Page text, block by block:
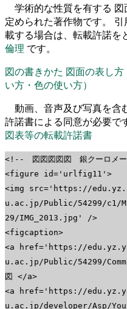
学術的な性質を有する 図
定められた著作物です。
載する場合は、転載許諾を
倫理 です。
図の書きかた 図面の表し方
い方・色の使い方）
動画、音声及び写真を含
許諾書による同意が必要で
図表等の転載許諾書
<!-- 図図図図図 銀クーロメ
<figure id='urlfig11'>
<img src='https://
u.ac.jp/Public/54299/c1/
29/IMG_2013.jpg' />
<figcaption>
<a href='https://
u.ac.jp/Public/54299/
図 </a>
<a href='https://
u.ac.jp/developer/Asp/